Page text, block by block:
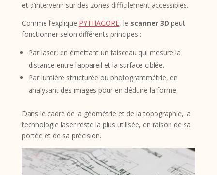
et d’intervenir sur des zones difficilement accessibles.
Comme l’explique PYTHAGORE, le scanner 3D peut
fonctionner selon différents principes :
Par laser, en émettant un faisceau qui mesure la
distance entre l’appareil et la surface ciblée.
Par lumière structurée ou photogrammétrie, en
analysant des images pour en déduire la forme.
Dans le cadre de la géométrie et de la topographie, la
technologie laser reste la plus utilisée, en raison de sa
portée et de sa précision.